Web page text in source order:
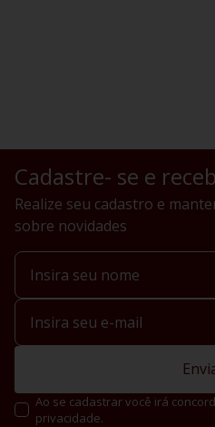
Cadastre- se e
Realize seu cadastro e
sobre novidades
Ao se cadastrar você irá
privacidade.